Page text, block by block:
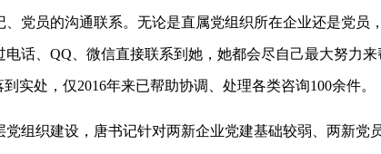
党员的沟通联系。无论是直属党组织所在企业还是党员
话、QQ、微信直接联系到她，她都会尽自己最大努力来
实处，仅2016年来已帮助协调、处理各类咨询100余件。
织建设，唐书记针对两新企业党建基础较弱、两新党员